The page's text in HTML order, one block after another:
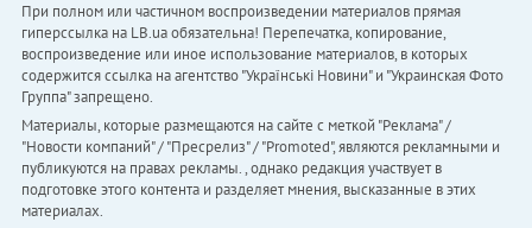
При полном или частичном воспроизведении материалов прямая
гиперссылка на LB.ua обязательна! Перепечатка, копирование,
воспроизведение или иное использование материалов, в которых
содержится ссылка на агентство "Українськi Новини" и "Украинская Фото
Группа" запрещено.
Материалы, которые размещаются на сайте с меткой "Реклама" /
"Новости компаний" / "Пресрелиз" / "Promoted", являются рекламными и
публикуются на правах рекламы. , однако редакция участвует в
подготовке этого контента и разделяет мнения, высказанные в этих
материалах.